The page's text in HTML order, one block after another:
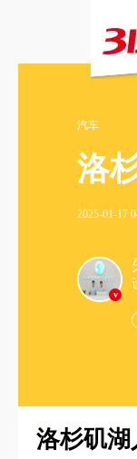
汽车
洛
2025-01-17
v
洛杉矶湖